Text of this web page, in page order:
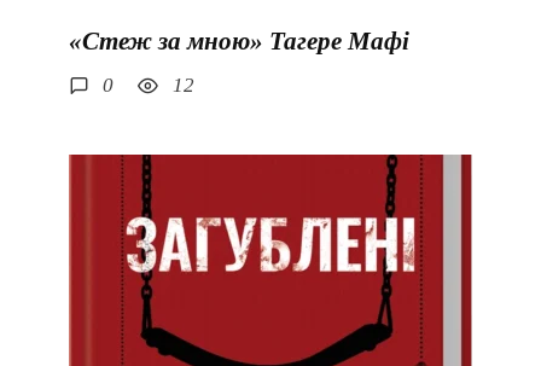
«Стеж за мною» Тагере Мафі
0 12